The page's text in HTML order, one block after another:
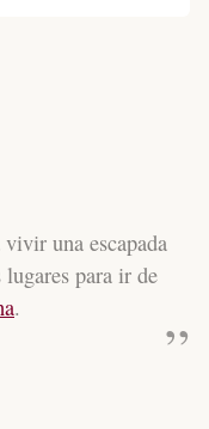
una escapada
para ir de
.